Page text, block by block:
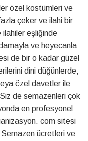
özel kostümleri ve
çeker ve ilahi bir
ilahiler eşliğinde
ve heyecanla
de bir o kadar güzel
dini düğünlerde,
özel davetler ile
de semazenleri çok
en profesyonel
com sitesi
Semazen ücretleri ve